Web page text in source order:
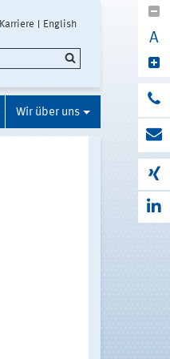
Karriere English
A
Wir über uns